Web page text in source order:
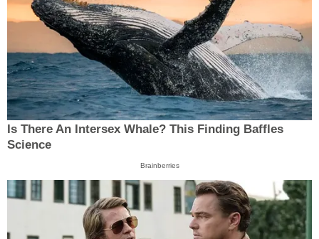
Is There An Intersex Whale? This Finding Baffles
Science
Brainberries